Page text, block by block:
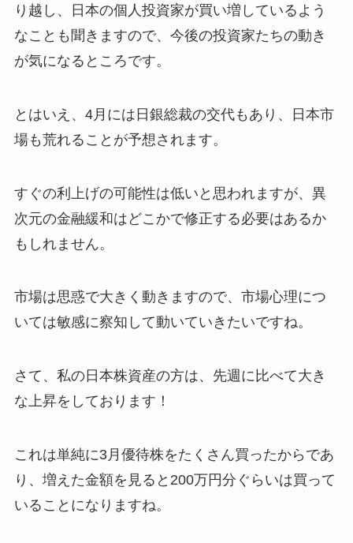
り越し、日本の個人投資家が買い増しているよう
なことも聞きますので、今後の投資家たちの動き
が気になるところです。
とはいえ、4月には日銀総裁の交代もあり、日本市
場も荒れることが予想されます。
すぐの利上げの可能性は低いと思われますが、異
次元の金融緩和はどこかで修正する必要はあるか
もしれません。
市場は思惑で大きく動きますので、市場心理につ
いては敏感に察知して動いていきたいですね。
さて、私の日本株資産の方は、先週に比べて大き
な上昇をしております！
これは単純に3月優待株をたくさん買ったからであ
り、増えた金額を見ると200万円分ぐらいは買って
いることになりますね。